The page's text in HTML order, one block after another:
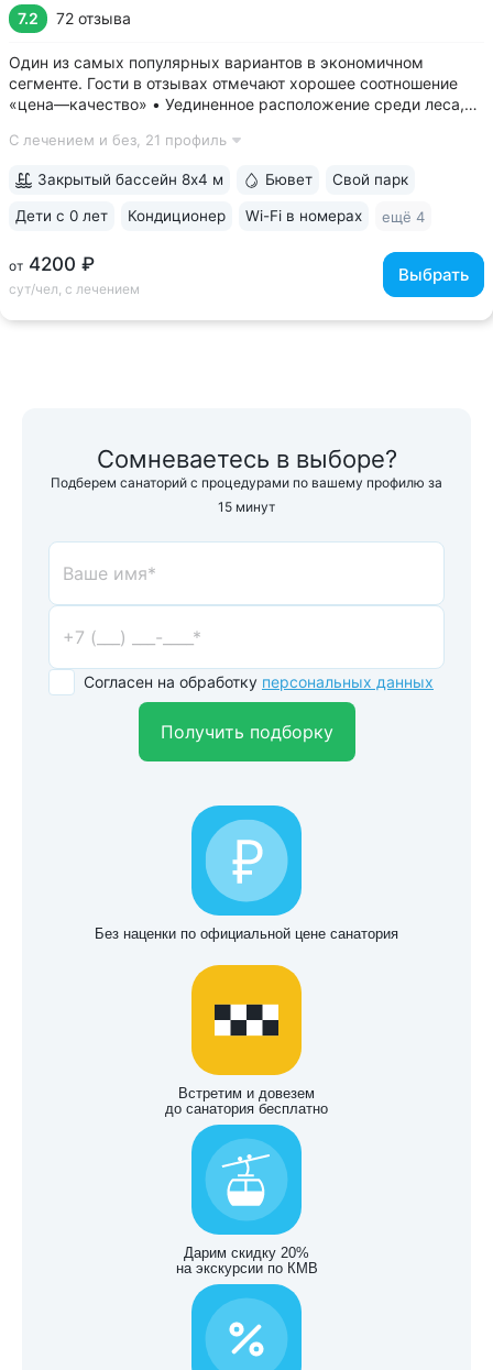
7.2 72 отзыва
Один из самых популярных вариантов в экономичном
сегменте. Гости в отзывах отмечают хорошее соотношение
«цена—качество» • Уединенное расположение среди леса,
заповедника 6 га с цветущими деревьями, беседками,
С лечением и без, 21 профиль
от 4200 ₽
сут/чел, с лечением
Выбрать
Закрытый бассейн 8х4 м Бювет Свой парк
Дети с 0 лет Кондиционер Wi-Fi в номерах ещё 4
Сомневаетесь в выборе?
Подберем санаторий с процедурами по вашему профилю за
15 минут
Согласен на обработку персональных данных
Получить подборку
Без наценки по официальной цене санатория
Встретим и довезем
до санатория бесплатно
Дарим скидку 20%
на экскурсии по КМВ